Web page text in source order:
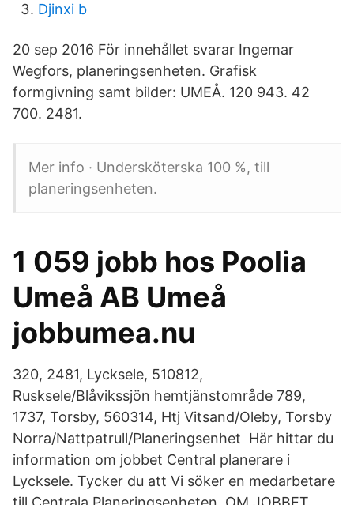
Djinxi b
20 sep 2016 För innehållet svarar Ingemar
Wegfors, planeringsenheten. Grafisk
formgivning samt bilder: UMEÅ. 120 943. 42
700. 2481.
Mer info · Undersköterska 100 %, till
planeringsenheten.
1 059 jobb hos Poolia
Umeå AB Umeå
jobbumea.nu
320, 2481, Lycksele, 510812,
Rusksele/Blåvikssjön hemtjänstområde 789,
1737, Torsby, 560314, Htj Vitsand/Oleby, Torsby
Norra/Nattpatrull/Planeringsenhet Här hittar du
information om jobbet Central planerare i
Lycksele. Tycker du att Vi söker en medarbetare